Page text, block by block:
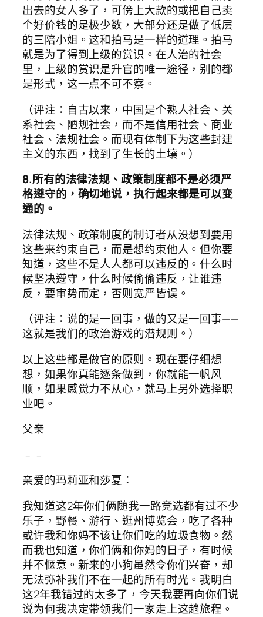
出去的女人多了，可傍上大款的或把自己卖
个好价钱的是极少数，大部分还是做了低层
的三陪小姐。这和拍马是一样的道理。拍马
就是为了得到上级的赏识。在人治的社会
里，上级的赏识是升官的唯一途径，别的都
是形式，这一点不可不察。
（评注：自古以来，中国是个熟人社会、关
系社会、陋规社会，而不是信用社会、商业
社会、法规社会。而现有体制下为这些封建
主义的东西，找到了生长的土壤。）
8.所有的法律法规、政策制度都不是必须严
格遵守的，确切地说，执行起来都是可以变
通的。
法律法规、政策制度的制订者从没想到要用
这些来约束自己，而是想约束他人。但你要
知道，这些不是人人都可以违反的。什么时
候坚决遵守，什么时候偷偷违反，让谁违
反，要审势而定，否则宽严皆误。
（评注：说的是一回事，做的又是一回事——
这就是我们的政治游戏的潜规则。）
以上这些都是做官的原则。现在要仔细想
想，如果你真能逐条做到，你就能一帆风
顺，如果感觉力不从心，就马上另外选择职
业吧。
父亲
﹣﹣
亲爱的玛莉亚和莎夏：
我知道这2年你们俩随我一路竞选都有过不少
乐子，野餐、游行、逛州博览会，吃了各种
或许我和你妈不该让你们吃的垃圾食物。然
而我也知道，你们俩和你妈的日子，有时候
并不惬意。新来的小狗虽然令你们兴奋，却
无法弥补我们不在一起的所有时光。我明白
这2年我错过的太多了，今天我要再向你们说
说为何我决定带领我们一家走上这趟旅程。